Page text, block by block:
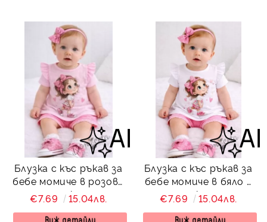
Блузка с къс ръкав за
бебе момиче в розово
с апликация
€7.69 15.04лв.
Виж детайли
Блузка с къс ръкав за
бебе момиче в бяло с
апликация
€7.69 15.04лв.
Виж детайли